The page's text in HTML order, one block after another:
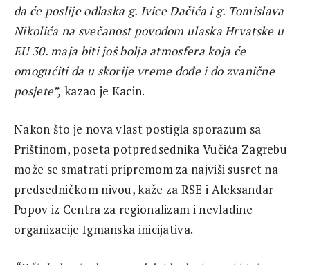
da će poslije odlaska g. Ivice Dačića i g. Tomislava
Nikolića na svečanost povodom ulaska Hrvatske u
EU 30. maja biti još bolja atmosfera koja će
omogućiti da u skorije vreme dođe i do zvanične
posjete”, kazao je Kacin.
Nakon što je nova vlast postigla sporazum sa
Prištinom, poseta potpredsednika Vučića Zagrebu
može se smatrati pripremom za najviši susret na
predsedničkom nivou, kaže za RSE i Aleksandar
Popov iz Centra za regionalizam i nevladine
organizacije Igmanska inicijativa.